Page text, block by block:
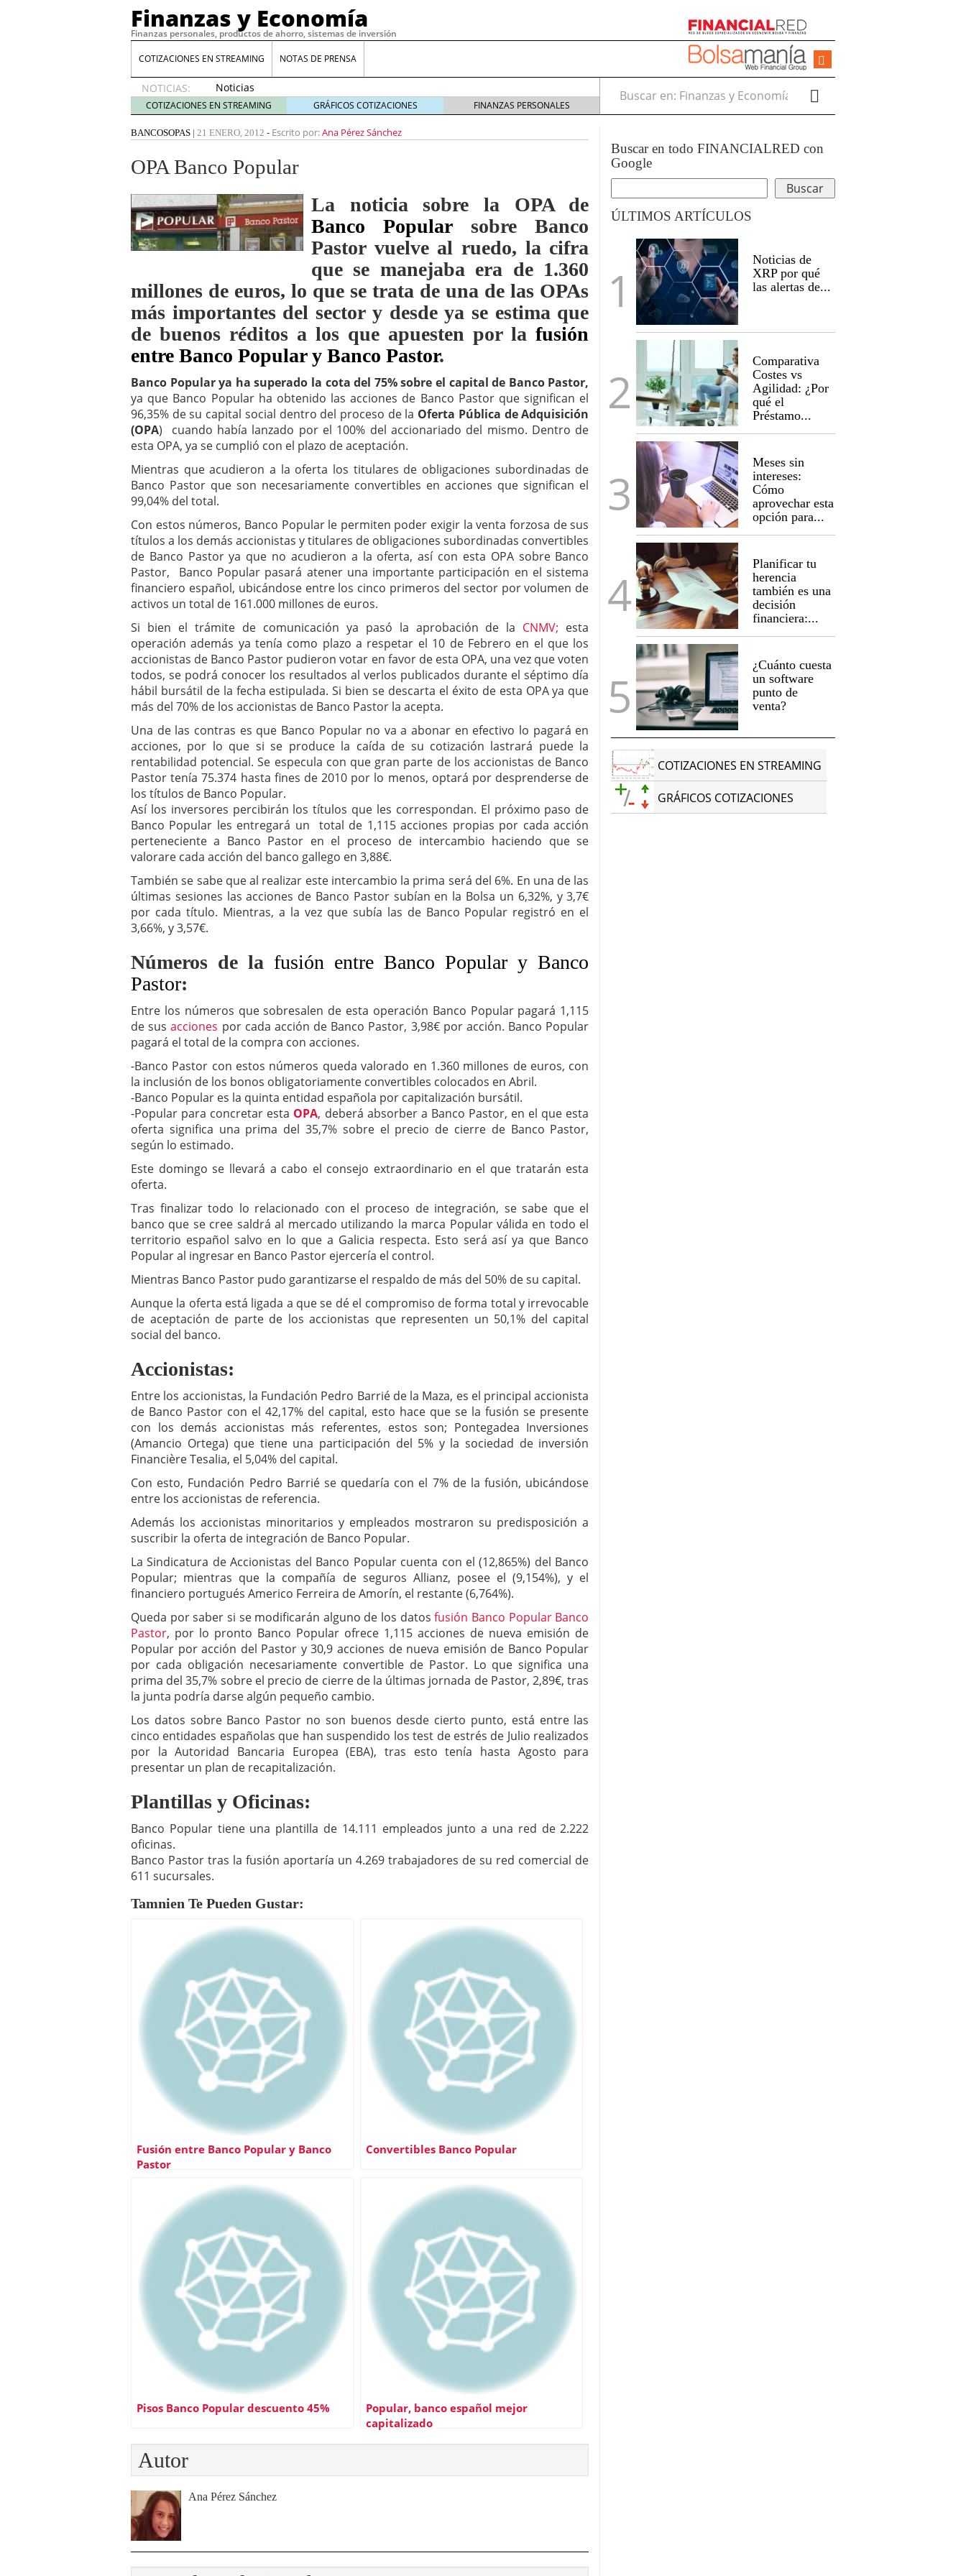
Finanzas y Economía
Finanzas personales, productos de ahorro, sistemas de inversión
COTIZACIONES EN STREAMING NOTAS DE PRENSA
NOTICIAS:
Noticias
de XRP
por qué
las
alertas
whales
llegar
tarde 16
de abril
de 2026
Comparativa Costes vs Agilidad: ¿Por qué el Préstamo Promotor privado
acelera la rentabilidad? 12 de diciembre de 2025
Meses sin intereses: Cómo aprovechar esta opción para gestionar tus
24 de noviembre de 2025
Planificar tu herencia también es una decisión financiera: cómo anticiparte
a los costes 21 de noviembre de 2025
¿Cuánto cuesta un software punto de venta?
3 de octubre de 2025
COTIZACIONES EN STREAMING GRÁFICOS COTIZACIONES FINANZAS PERSONALES
Buscar en:
BANCOSOPAS | 21 ENERO, 2012 - Escrito por:Ana Pérez Sánchez
OPA Banco Popular
La noticia sobre la OPA de
Banco Popular sobre Banco
Pastor vuelve al ruedo, la cifra
que se manejaba era de 1.360
millones de euros, lo que se trata de una de las OPAs
más importantes del sector y desde ya se estima que
de buenos réditos a los que apuesten por lafusión
entre Banco Popular y Banco Pastor.
Banco Popular ya ha superado la cota del 75% sobre el capital de Banco Pastor,
ya que Banco Popular ha obtenido las acciones de Banco Pastor que significan el
96,35% de su capital social dentro del proceso de la Oferta Pública de Adquisición
(OPA) cuando había lanzado por el 100% del accionariado del mismo. Dentro de
esta OPA, ya se cumplió con el plazo de aceptación.
Mientras que acudieron a la oferta los titulares de obligaciones subordinadas de
Banco Pastor que son necesariamente convertibles en acciones que significan el
99,04% del total.
Con estos números, Banco Popular le permiten poder exigir la venta forzosa de sus
títulos a los demás accionistas y titulares de obligaciones subordinadas convertibles
de Banco Pastor ya que no acudieron a la oferta, así con esta OPA sobre Banco
Pastor, Banco Popular pasará atener una importante participación en el sistema
financiero español, ubicándose entre los cinco primeros del sector por volumen de
activos un total de 161.000 millones de euros.
Si bien el trámite de comunicación ya pasó la aprobación de la CNMV; esta
operación además ya tenía como plazo a respetar el 10 de Febrero en el que los
accionistas de Banco Pastor pudieron votar en favor de esta OPA, una vez que voten
todos, se podrá conocer los resultados al verlos publicados durante el séptimo día
hábil bursátil de la fecha estipulada. Si bien se descarta el éxito de esta OPA ya que
más del 70% de los accionistas de Banco Pastor la acepta.
Una de las contras es que Banco Popular no va a abonar en efectivo lo pagará en
acciones, por lo que si se produce la caída de su cotización lastrará puede la
rentabilidad potencial. Se especula con que gran parte de los accionistas de Banco
Pastor tenía 75.374 hasta fines de 2010 por lo menos, optará por desprenderse de
los títulos de Banco Popular.
Así los inversores percibirán los títulos que les correspondan. El próximo paso de
Banco Popular les entregará un total de 1,115 acciones propias por cada acción
perteneciente a Banco Pastor en el proceso de intercambio haciendo que se
valorare cada acción del banco gallego en 3,88€.
También se sabe que al realizar este intercambio la prima será del 6%. En una de las
últimas sesiones las acciones de Banco Pastor subían en la Bolsa un 6,32%, y 3,7€
por cada título. Mientras, a la vez que subía las de Banco Popular registró en el
3,66%, y 3,57€.
Números de la fusión entre Banco Popular y Banco
Pastor:
Entre los números que sobresalen de esta operación Banco Popular pagará 1,115
de sus acciones por cada acción de Banco Pastor, 3,98€ por acción. Banco Popular
pagará el total de la compra con acciones.
-Banco Pastor con estos números queda valorado en 1.360 millones de euros, con
la inclusión de los bonos obligatoriamente convertibles colocados en Abril.
-Banco Popular es la quinta entidad española por capitalización bursátil.
-Popular para concretar esta OPA, deberá absorber a Banco Pastor, en el que esta
oferta significa una prima del 35,7% sobre el precio de cierre de Banco Pastor,
según lo estimado.
Este domingo se llevará a cabo el consejo extraordinario en el que tratarán esta
oferta.
Tras finalizar todo lo relacionado con el proceso de integración, se sabe que el
banco que se cree saldrá al mercado utilizando la marca Popular válida en todo el
territorio español salvo en lo que a Galicia respecta. Esto será así ya que Banco
Popular al ingresar en Banco Pastor ejercería el control.
Mientras Banco Pastor pudo garantizarse el respaldo de más del 50% de su capital.
Aunque la oferta está ligada a que se dé el compromiso de forma total y irrevocable
de aceptación de parte de los accionistas que representen un 50,1% del capital
social del banco.
Accionistas:
Entre los accionistas, la Fundación Pedro Barrié de la Maza, es el principal accionista
de Banco Pastor con el 42,17% del capital, esto hace que se la fusión se presente
con los demás accionistas más referentes, estos son; Pontegadea Inversiones
(Amancio Ortega) que tiene una participación del 5% y la sociedad de inversión
Financière Tesalia, el 5,04% del capital.
Con esto, Fundación Pedro Barrié se quedaría con el 7% de la fusión, ubicándose
entre los accionistas de referencia.
Además los accionistas minoritarios y empleados mostraron su predisposición a
suscribir la oferta de integración de Banco Popular.
La Sindicatura de Accionistas del Banco Popular cuenta con el (12,865%) del Banco
Popular; mientras que la compañía de seguros Allianz, posee el (9,154%), y el
financiero portugués Americo Ferreira de Amorín, el restante (6,764%).
Queda por saber si se modificarán alguno de los datosfusión Banco Popular Banco
Pastor, por lo pronto Banco Popular ofrece 1,115 acciones de nueva emisión de
Popular por acción del Pastor y 30,9 acciones de nueva emisión de Banco Popular
por cada obligación necesariamente convertible de Pastor. Lo que significa una
prima del 35,7% sobre el precio de cierre de la últimas jornada de Pastor, 2,89€, tras
la junta podría darse algún pequeño cambio.
Los datos sobre Banco Pastor no son buenos desde cierto punto, está entre las
cinco entidades españolas que han suspendido los test de estrés de Julio realizados
por la Autoridad Bancaria Europea (EBA), tras esto tenía hasta Agosto para
presentar un plan de recapitalización.
Plantillas y Oficinas:
Banco Popular tiene una plantilla de 14.111 empleados junto a una red de 2.222
oficinas.
Banco Pastor tras la fusión aportaría un 4.269 trabajadores de su red comercial de
611 sucursales.
Tamnien Te Pueden Gustar:
Fusión entre Banco Popular y Banco
Pastor
Convertibles Banco Popular
Pisos Banco Popular descuento 45%
Popular, banco español mejor
capitalizado
Autor
Ana Pérez Sánchez
Buscar en todo FINANCIALRED con
Google
ÚLTIMOS ARTÍCULOS
Noticias de
XRP por qué
las alertas de...
Comparativa
Costes vs
Agilidad: ¿Por
qué el
Préstamo...
Meses sin
intereses:
Cómo
aprovechar esta
opción para...
Planificar tu
herencia
también es una
decisión
financiera:...
¿Cuánto cuesta
un software
punto de
venta?
COTIZACIONES EN STREAMING
GRÁFICOS COTIZACIONES